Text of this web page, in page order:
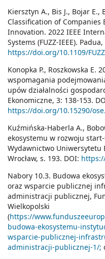
Kiersztyn A., Bis J., Bojar E.,
Classification of Companies
Innovation. 2022 IEEE
Systems (FUZZ-IEEE).
https://doi.org/10.1109/
Konopka P., Roszkowska E.
wspomagania
upów działalności
Ekonomiczne, 3: 138-153.
https://doi.org/10.15290/
Kuźmińska-Haberla A.,
ekosystemu w rozwoju
Wydawnictwo Uniwersytetu
Wrocław, s. 193. DOI:
Nabory 10.3. Budowa
oraz wsparcie publicznej
administracji publicznej,
Wielkopolski
(https://
budowa-ekosystemu-
wsparcie-publicznej-
administracji-publicznej-1/;